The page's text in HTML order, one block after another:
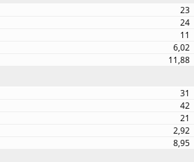
23
24
11
6,02
11,88
31
42
21
2,92
8,95